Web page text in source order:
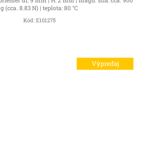
g (cca. 8.83 N) | teplota: 80 °C
Kód: E101275
Výpredaj